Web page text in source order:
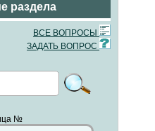
раздела
ВСЕ ВОПРОСЫ
ЗАДАТЬ ВОПРОС
№